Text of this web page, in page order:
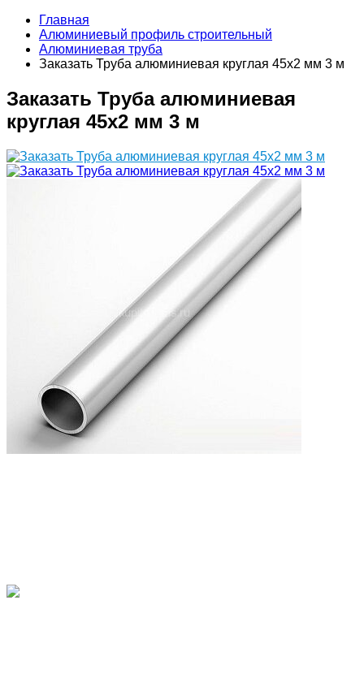
Главная
Алюминиевый профиль строительный
Алюминиевая труба
Заказать Труба алюминиевая круглая 45х2 мм 3 м
Заказать Труба алюминиевая
круглая 45х2 мм 3 м